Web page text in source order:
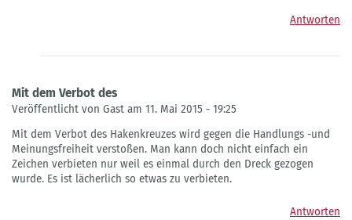
Antworten
Mit dem Verbot des
Veröffentlicht von Gast am 11. Mai 2015 - 19:25
Mit dem Verbot des Hakenkreuzes wird gegen die Handlungs -und
Meinungsfreiheit verstoßen. Man kann doch nicht einfach ein
Zeichen verbieten nur weil es einmal durch den Dreck gezogen
wurde. Es ist lächerlich so etwas zu verbieten.
Antworten